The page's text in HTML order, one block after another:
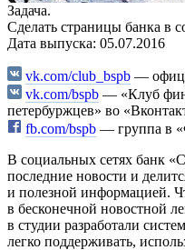
Задача.
Сделать страницы банка в
Дата выпуска: 05.07.2016
vk.com/club_bspb —
vk.com/bspb — «Клуб
петербуржцев» во
fb.com/bspb — группа в
В социальных сетях банк
последние новости и
и полезной информацией.
в бесконечной новостной
в студии разработали
легко поддерживать,